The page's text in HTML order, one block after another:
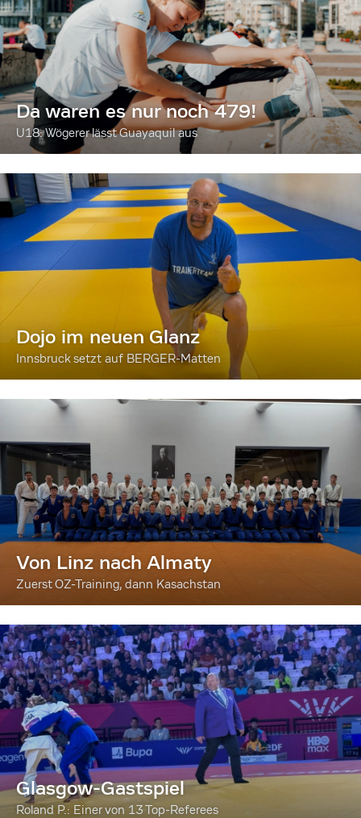
Da waren es nur noch 479!
U18: Wögerer lässt Guayaquil aus
Dojo im neuen Glanz
Innsbruck setzt auf BERGER-Matten
Von Linz nach Almaty
Zuerst OZ-Training, dann Kasachstan
Glasgow-Gastspiel
Roland P.: Einer von 13 Top-Referees